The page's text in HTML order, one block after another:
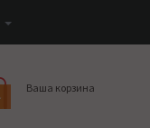
Ваша корзина